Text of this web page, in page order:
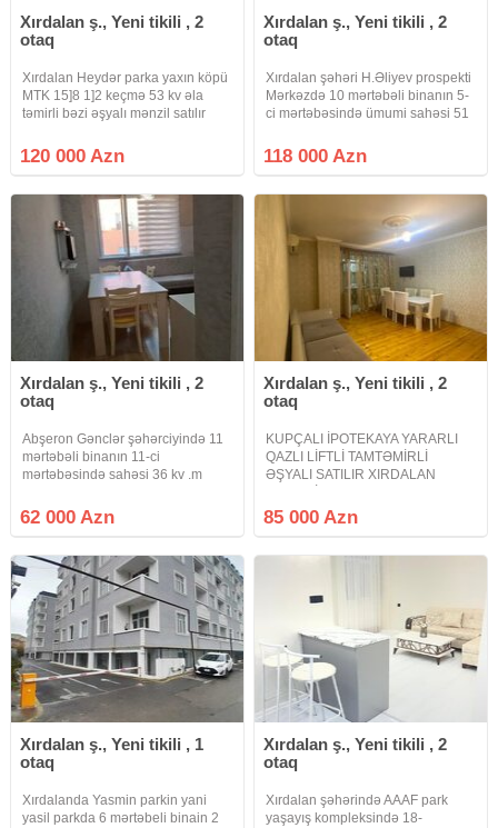
Xırdalan ş., Yeni tikili , 2
otaq
Xırdalan Heydər parka yaxın köpü
MTK 15]8 1]2 keçmə 53 kv əla
təmirli bəzi əşyalı mənzil satılır
120 000 Azn
Xırdalan ş., Yeni tikili , 2
otaq
Xırdalan şəhəri H.Əliyev prospekti
Mərkəzdə 10 mərtəbəli binanın 5-
ci mərtəbəsində ümumi sahəsi 51
düzəlmə təmirli mənzil satılır .
Qazı, suyu, işıqı daimidir. Binada 2
118 000 Azn
Xırdalan ş., Yeni tikili , 2
otaq
Abşeron Gənclər şəhərciyində 11
mərtəbəli binanın 11-ci
mərtəbəsində sahəsi 36 kv .m
kupçalı, əşyalı bina evi təcili
satılır.Qaz, su, işıq, lifti
62 000 Azn
Xırdalan ş., Yeni tikili , 2
otaq
KUPÇALI İPOTEKAYA YARARLI
QAZLI LİFTLİ TAMTƏMİRLİ
ƏŞYALI SATILIR XIRDALAN
ŞOSSESİ ABŞERON GƏNCLƏR
ŞƏHƏRCİYİ. Xırdalan şəhəri Bakı
Riyad ticarət mərkəzi ilə üzbəüz
85 000 Azn
Xırdalan ş., Yeni tikili , 1
otaq
Xırdalanda Yasmin parkin yani
yasil parkda 6 mərtəbeli binain 2
Xırdalan ş., Yeni tikili , 2
otaq
Xırdalan şəhərində AAAF park
yaşayış kompleksində 18-